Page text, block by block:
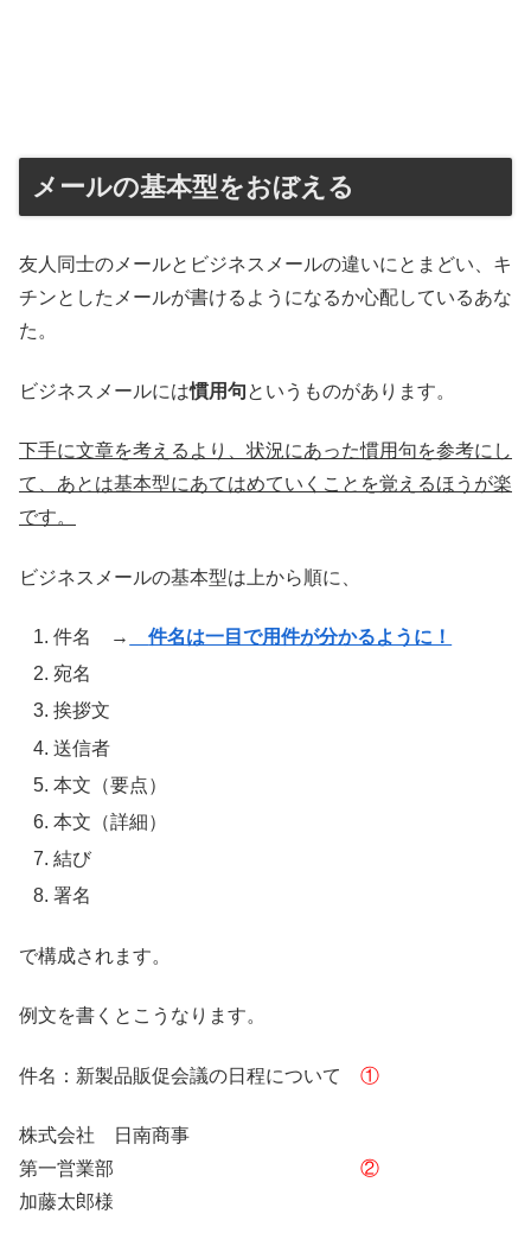
メールの基本型をおぼえる
友人同士のメールとビジネスメールの違いにとまどい、キ
チンとしたメールが書けるようになるか心配しているあな
た。
ビジネスメールには慣用句というものがあります。
下手に文章を考えるより、状況にあった慣用句を参考にし
て、あとは基本型にあてはめていくことを覚えるほうが楽
です。
ビジネスメールの基本型は上から順に、
件名 →
件名は一目で用件が分かるように！
宛名
挨拶文
送信者
本文（要点）
本文（詳細）
結び
署名
で構成されます。
例文を書くとこうなります。
件名：新製品販促会議の日程について ①
株式会社 日南商事
第一営業部 ②
加藤太郎様